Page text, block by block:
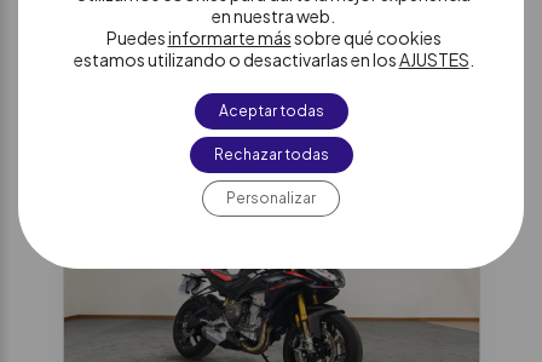
Añadir a: Favoritos Comparador
en nuestra web.
Puedesinformarte mássobre qué cookies
estamos utilizando o desactivarlas en losAJUSTES
Aceptar todas
Rechazar todas
Personalizar